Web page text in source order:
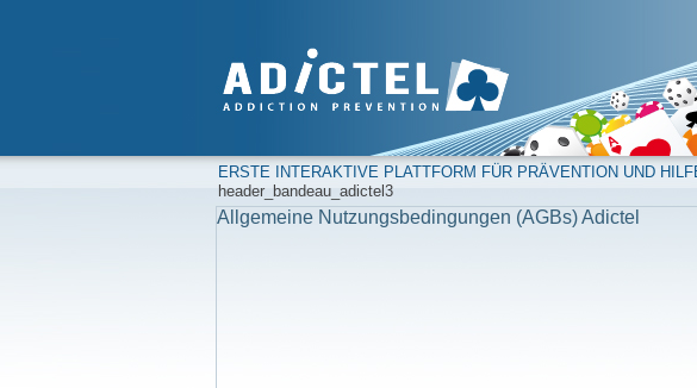
ERSTE INTERAKTIVE PLATTFORM FÜR PRÄVENTION UND
header_bandeau_adictel3
Allgemeine Nutzungsbedingungen (AGBs) Adictel